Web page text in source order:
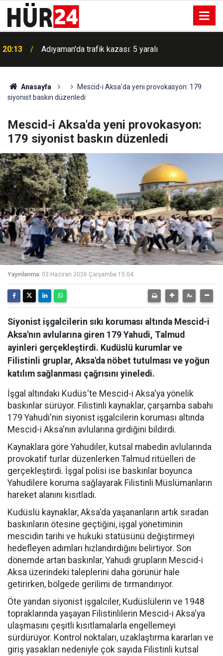
20:13 Adıyaman'da trafik kazası: 5 yaralı
Anasayfa
Mescid-i Aksa'da yeni provokasyon: 179
siyonist baskın düzenledi
Mescid-i Aksa'da yeni provokasyon:
179 siyonist baskın düzenledi
Yayınlanma: 03 Haziran 2026 Çarşamba 15:04
Siyonist işgalcilerin sıkı koruması altında Mescid-i
Aksa'nın avlularına giren 179 Yahudi, Talmud
ayinleri gerçekleştirdi. Kudüslü kurumlar ve
Filistinli gruplar, Aksa'da nöbet tutulması ve yoğun
katılım sağlanması çağrısını yineledi.
İşgal altındaki Kudüs'te Mescid-i Aksa'ya yönelik
baskınlar sürüyor. Filistinli kaynaklar, çarşamba sabahı
179 Yahudi'nin siyonist işgalcilerin koruması altında
Mescid-i Aksa'nın avlularına girdiğini bildirdi.
Kaynaklara göre Yahudiler, kutsal mabedin avlularında
provokatif turlar düzenlerken Talmud ritüelleri de
gerçekleştirdi. İşgal polisi ise baskınlar boyunca
Yahudilere koruma sağlayarak Filistinli Müslümanların
hareket alanını kısıtladı.
Kudüslü kaynaklar, Aksa'da yaşananların artık sıradan
baskınların ötesine geçtiğini, işgal yönetiminin
mescidin tarihi ve hukuki statüsünü değiştirmeyi
hedefleyen adımları hızlandırdığını belirtiyor. Son
dönemde artan baskınlar, Yahudi grupların Mescid-i
Aksa üzerindeki taleplerini daha görünür hale
getirirken, bölgede gerilimi de tırmandırıyor.
Öte yandan siyonist işgalciler, Kudüslülerin ve 1948
topraklarında yaşayan Filistinlilerin Mescid-i Aksa'ya
ulaşmasını çeşitli kısıtlamalarla engellemeyi
sürdürüyor. Kontrol noktaları, uzaklaştırma kararları ve
giriş yasakları nedeniyle çok sayıda Filistinli kutsal